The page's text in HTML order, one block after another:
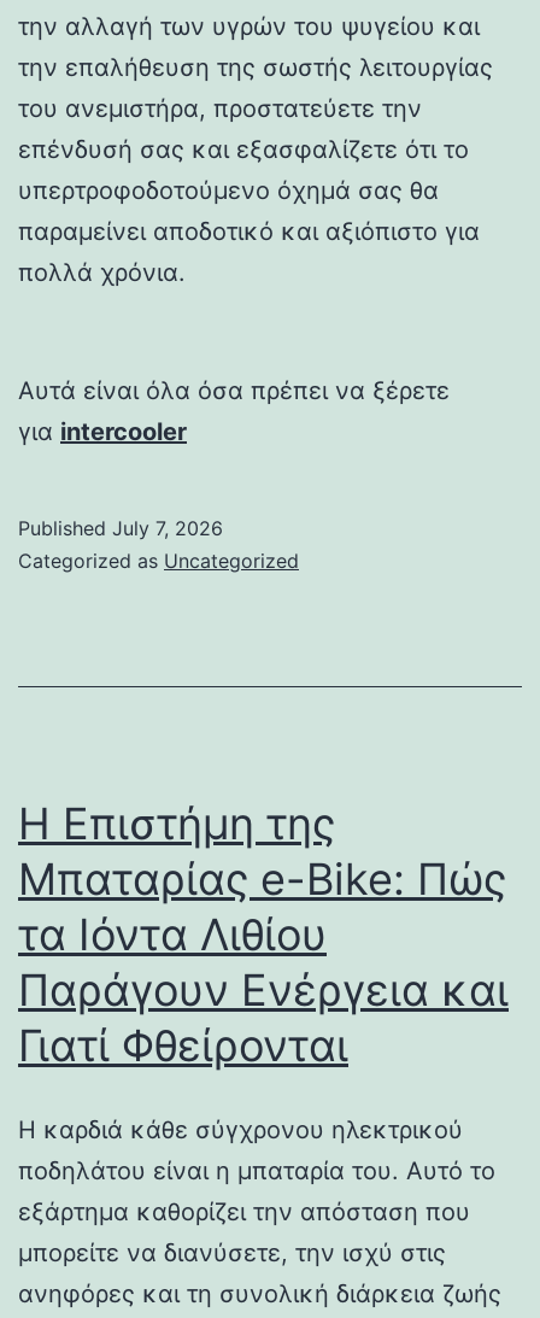
την αλλαγή των υγρών του ψυγείου και
την επαλήθευση της σωστής λειτουργίας
του ανεμιστήρα, προστατεύετε την
επένδυσή σας και εξασφαλίζετε ότι το
υπερτροφοδοτούμενο όχημά σας θα
παραμείνει αποδοτικό και αξιόπιστο για
πολλά χρόνια.
Αυτά είναι όλα όσα πρέπει να ξέρετε
για intercooler
Published July 7, 2026
Categorized as Uncategorized
Η Επιστήμη της
Μπαταρίας e-Bike: Πώς
τα Ιόντα Λιθίου
Παράγουν Ενέργεια και
Γιατί Φθείρονται
Η καρδιά κάθε σύγχρονου ηλεκτρικού
ποδηλάτου είναι η μπαταρία του. Αυτό το
εξάρτημα καθορίζει την απόσταση που
μπορείτε να διανύσετε, την ισχύ στις
ανηφόρες και τη συνολική διάρκεια ζωής